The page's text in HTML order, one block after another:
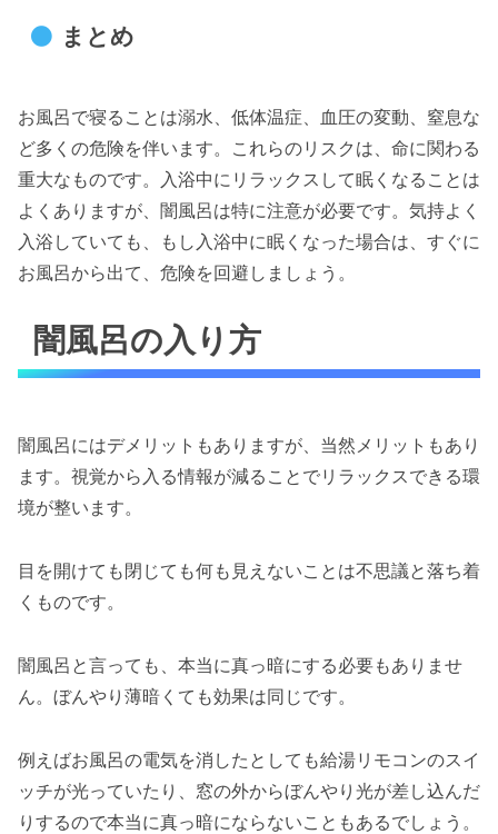
まとめ
お風呂で寝ることは溺水、低体温症、血圧の変動、窒息な
ど多くの危険を伴います。これらのリスクは、命に関わる
重大なものです。入浴中にリラックスして眠くなることは
よくありますが、闇風呂は特に注意が必要です。気持よく
入浴していても、もし入浴中に眠くなった場合は、すぐに
お風呂から出て、危険を回避しましょう。
闇風呂の入り方
闇風呂にはデメリットもありますが、当然メリットもあり
ます。視覚から入る情報が減ることでリラックスできる環
境が整います。
目を開けても閉じても何も見えないことは不思議と落ち着
くものです。
闇風呂と言っても、本当に真っ暗にする必要もありませ
ん。ぼんやり薄暗くても効果は同じです。
例えばお風呂の電気を消したとしても給湯リモコンのスイ
ッチが光っていたり、窓の外からぼんやり光が差し込んだ
りするので本当に真っ暗にならないこともあるでしょう。